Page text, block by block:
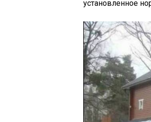
установленное